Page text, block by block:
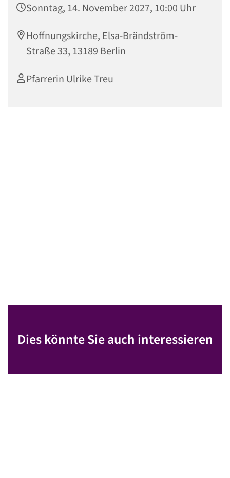
Sonntag, 14. November 2027, 10:00 Uhr
Hoffnungskirche, Elsa-Brändström-
Straße 33, 13189 Berlin
Pfarrerin Ulrike Treu
Dies könnte Sie auch interessieren